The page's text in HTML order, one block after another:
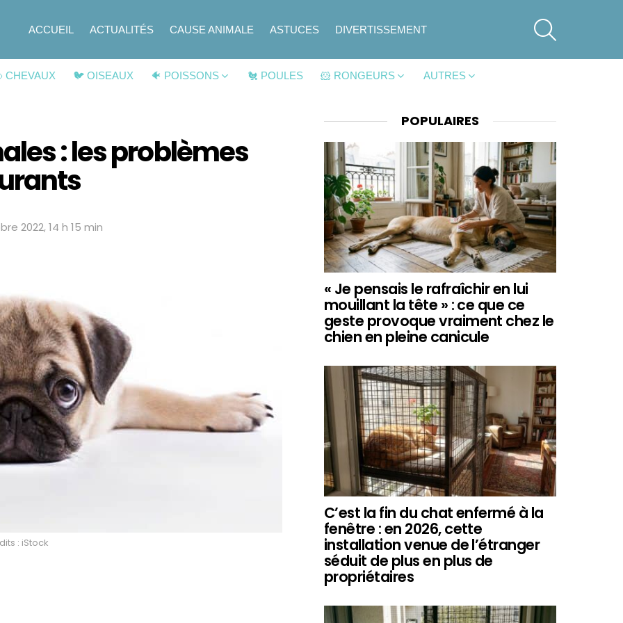
ACCUEIL ACTUALITÉS CAUSE ANIMALE ASTUCES DIVERTISSEMENT
CHEVAUX 🐦 OISEAUX 🐠 POISSONS 🐔 POULES 🐹 RONGEURS AUTRES
: les problèmes
2022, 14 h 15 min
: iStock
POPULAIRES
« Je pensais le rafraîchir en lui
mouillant la tête » : ce que ce
geste provoque vraiment chez le
chien en pleine canicule
C’est la fin du chat enfermé à la
fenêtre : en 2026, cette
installation venue de l’étranger
séduit de plus en plus de
propriétaires